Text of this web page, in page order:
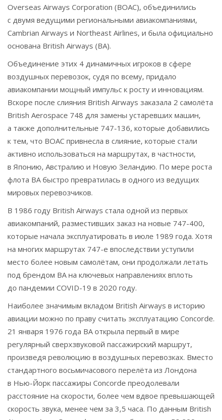
Overseas Airways Corporation (BOAC), объединились
с двумя ведущими региональными авиакомпаниями,
Cambrian Airways и Northeast Airlines, и была официально
основана British Airways (BA).
Объединение этих 4 динамичных игроков в сфере
воздушных перевозок, судя по всему, придало
авиакомпании мощный импульс к росту и инновациям.
Вскоре после слияния British Airways заказала 2 самолёта
British Aerospace 748 для замены устаревших машин,
а также дополнительные 747-136, которые добавились
к тем, что BOAC привнесла в слияние, которые стали
активно использоваться на маршрутах, в частности,
в Японию, Австралию и Новую Зеландию. По мере роста
флота BA быстро превратилась в одного из ведущих
мировых перевозчиков.
В 1986 году British Airways стала одной из первых
авиакомпаний, разместивших заказ на новые 747-400,
которые начала эксплуатировать в июле 1989 года. Хотя
на многих маршрутах 747-е впоследствии уступили
место более новым самолётам, они продолжали летать
под брендом BA на ключевых направлениях вплоть
до пандемии COVID-19 в 2020 году.
Наиболее значимым вкладом British Airways в историю
авиации можно по праву считать эксплуатацию Concorde.
21 января 1976 года BA открыла первый в мире
регулярный сверхзвуковой пассажирский маршрут,
произведя революцию в воздушных перевозках. Вместо
стандартного восьмичасового перелёта из Лондона
в Нью-Йорк пассажиры Concorde преодолевали
расстояние на скорости, более чем вдвое превышающей
скорость звука, менее чем за 3,5 часа. По данным British